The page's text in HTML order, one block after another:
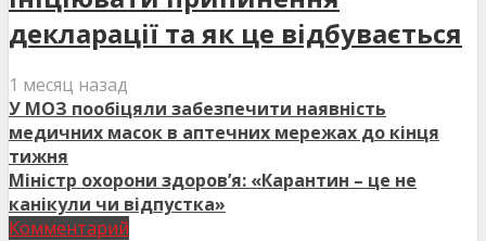
декларації та як це відбувається
1 месяц назад
У МОЗ пообіцяли забезпечити наявність
медичних масок в аптечних мережах до кінця
тижня
Міністр охорони здоров’я: «Карантин – це не
канікули чи відпустка»
Комментарий